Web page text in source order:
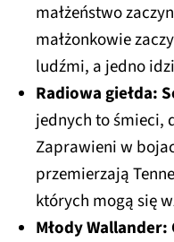
małżeństwo
małżonkowie
ludźmi, a jedno
Radiowa giełda:
jednych to śmieci,
Zaprawieni w
przemierzają
których mogą się
Młody Wallander: